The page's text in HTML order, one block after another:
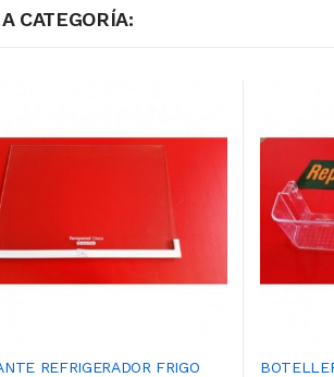
CATEGORÍA:
REFRIGERADOR FRIGO